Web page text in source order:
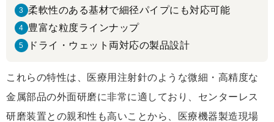
3 柔軟性のある基材で細径パイプにも対応可能
4 豊富な粒度ラインナップ
5 ドライ・ウェット両対応の製品設計
これらの特性は、医療用注射針のような微細・高精度な
金属部品の外面研磨に非常に適しており、センターレス
研磨装置との親和性も高いことから、医療機器製造現場